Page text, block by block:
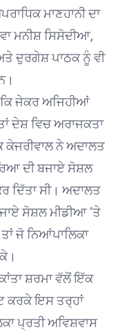
ਮਾਣਹਾਨੀ ਦਾ
ਮਨੀਸ਼ ਸਿਸੋਦੀਆ,
ਦੁਰਗੇਸ਼ ਪਾਠਕ ਨੂੰ ਵੀ
ਜੇਕਰ ਅਜਿਹੀਆਂ
ਦੇਸ਼ ਵਿਚ ਅਰਾਜਕਤਾ
ਨੇ ਅਦਾਲਤ
ਦੀ ਬਜਾਏ ਸੋਸ਼ਲ
ਦਿੱਤਾ ਸੀ। ਅਦਾਲਤ
ਸੋਸ਼ਲ ਮੀਡੀਆ ‘ਤੇ
ਜੋ ਨਿਆਂਪਾਲਿਕਾ
ਸ਼ਰਮਾ ਵੱਲੋਂ ਇੱਕ
ਕਰਕੇ ਇਸ ਤਰ੍ਹਾਂ
ਪ੍ਰਤੀ ਅਵਿਸ਼ਵਾਸ